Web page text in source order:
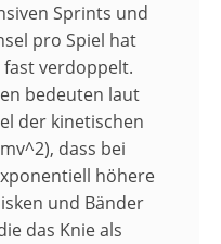
Sprints und
pro Spiel hat
fast verdoppelt.
bedeuten laut
der kinetischen
dass bei
höhere
und Bänder
das Knie als